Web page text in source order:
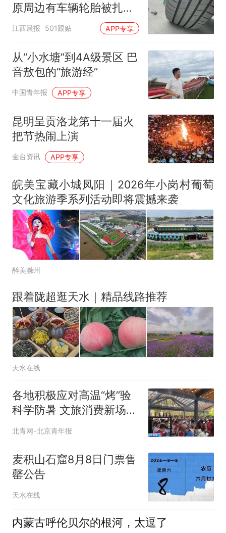
原周边有车辆轮胎被扎，
修理店铺换胎价格高达千
元，官方发布情况通报
江西晨报 501跟贴 APP专享
从“小水塘”到4A级景区 巴
音敖包的“旅游经”
中国青年报 APP专享
昆明呈贡洛龙第十一届火
把节热闹上演
金台资讯 APP专享
皖美宝藏小城凤阳｜2026年小岗村葡萄
文化旅游季系列活动即将震撼来袭
醉美滁州
跟着陇超逛天水｜精品线路推荐
天水在线
各地积极应对高温“烤”验
科学防暑 文旅消费新场景
让消暑纳凉有了好去处
北青网-北京青年报
麦积山石窟8月8日门票售
罄公告
天水在线
内蒙古呼伦贝尔的根河，太逗了